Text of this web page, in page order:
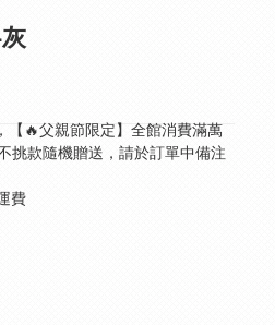
【🔥父親節限定】全館消費滿萬
挑款隨機贈送，請於訂單中備注
費